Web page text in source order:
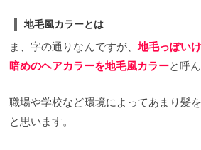
地毛風カラーとは
ま、字の通りなんですが、地毛っぽい
暗めのヘアカラーを地毛風カラーと呼
職場や学校など環境によってあまり髪
と思います。